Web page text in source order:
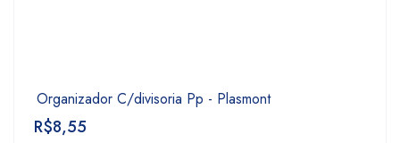
Organizador C/divisoria Pp - Plasmont
R$8,55